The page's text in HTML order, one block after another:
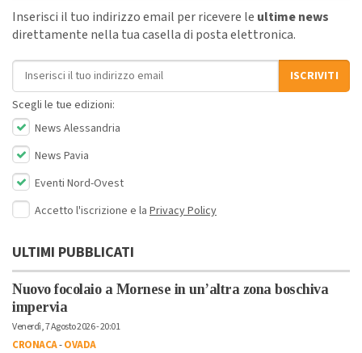
Inserisci il tuo indirizzo email per ricevere le ultime news
direttamente nella tua casella di posta elettronica.
Indirizzo email
ISCRIVITI
Scegli le tue edizioni:
News Alessandria
News Pavia
Eventi Nord-Ovest
Accetto l'iscrizione e la Privacy Policy
ULTIMI PUBBLICATI
Nuovo focolaio a Mornese in un’altra zona boschiva
impervia
Venerdì, 7 Agosto 2026 - 20:01
CRONACA-OVADA